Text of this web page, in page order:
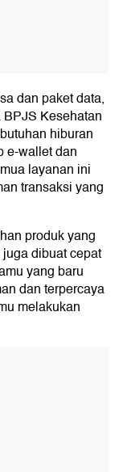
dan paket data,
Kesehatan
hiburan
e-wallet dan
layanan ini
transaksi yang
produk yang
dibuat cepat
yang baru
dan terpercaya
melakukan